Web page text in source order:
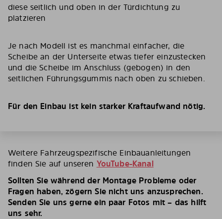
diese seitlich und oben in der Türdichtung zu
platzieren
Je nach Modell ist es manchmal einfacher, die
Scheibe an der Unterseite etwas tiefer einzustecken
und die Scheibe im Anschluss (gebogen) in den
seitlichen Führungsgummis nach oben zu schieben.
Für den Einbau ist kein starker Kraftaufwand nötig.
Weitere Fahrzeugspezifische Einbauanleitungen
finden Sie auf unseren YouTube-Kanal
Sollten Sie während der Montage Probleme oder
Fragen haben, zögern Sie nicht uns anzusprechen.
Senden Sie uns gerne ein paar Fotos mit – das hilft
uns sehr.